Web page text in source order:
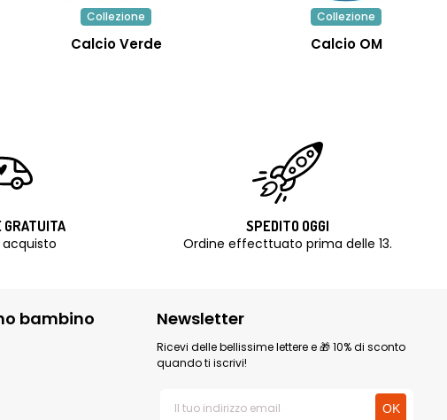
Collezione
Calcio Verde
Collezione
Calcio OM
GRATUITA
SPEDITO OGGI
Ordine effecttuato prima delle 13.
bambino Newsletter
Ricevi delle bellissime lettere e 🎁 10% di sconto
quando ti iscrivi!